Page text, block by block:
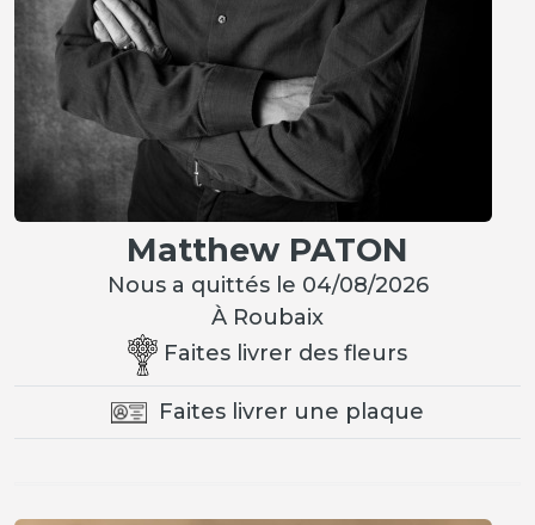
Matthew PATON
Nous a quittés le 04/08/2026
À Roubaix
Faites livrer des fleurs
Faites livrer une plaque